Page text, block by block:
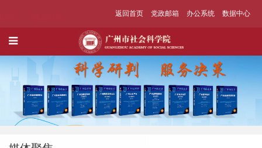
返回首页 党政邮箱 办公系统 数据中心